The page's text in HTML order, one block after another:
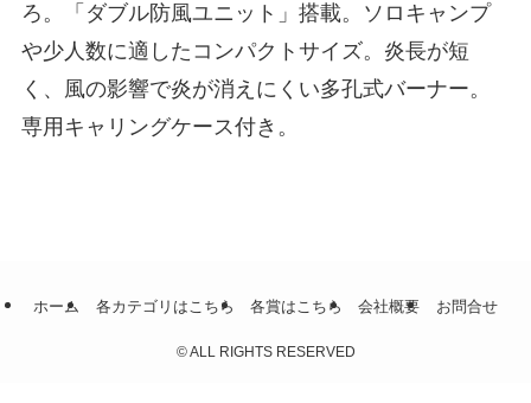
ろ。「ダブル防風ユニット」搭載。ソロキャンプ
や少人数に適したコンパクトサイズ。炎長が短
く、風の影響で炎が消えにくい多孔式バーナー。
専用キャリングケース付き。
ホーム 各カテゴリはこちら 各賞はこちら 会社概要 お問合せ
©ALL RIGHTS RESERVED